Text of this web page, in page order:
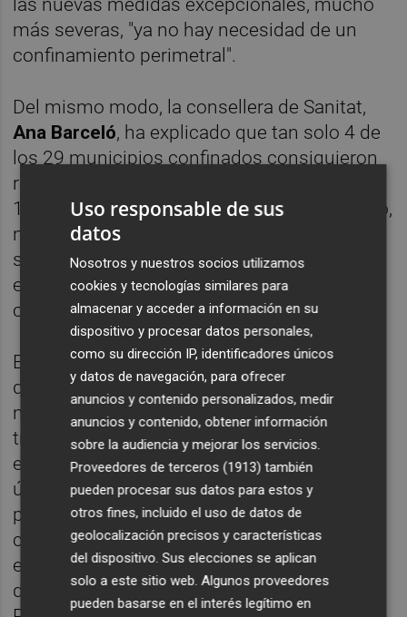
más severas, "ya no hay necesidad de un
confinamiento perimetral".
Del mismo modo, la consellera de Sanitat,
Ana Barceló, ha explicado que tan solo 4 de
los 29 municipios confinados consiguieron
rebajar su incidencia acumulada durante los
14 días que duró el cierre perimetral. El resto,
no solo no consiguieron aplanar la curva
sino que además sufrieron un
empeoramiento de sus cifras. Así, ha
calificado la decisión de "insuficiente".
En este sentido, la consellera ha expuesto
que la movilidad que se da de manera
natural entre los municipios por temas de
trabajo ha rebajado considerablemente la
eficacia de la medida. Cabe recordar que los
únicos supuestos en los que estaba
permitido entrar o salir de las áreas
confinadas era por cuestiones laborales,
escolares o para cuidar a mayores y
dependientes. "Ya lo vimos en el caso de
Uso responsable de sus
datos
Nosotros y nuestros socios utilizamos
cookies y tecnologías similares para
almacenar y acceder a información en su
dispositivo y procesar datos personales,
como su dirección IP, identificadores únicos
y datos de navegación, para ofrecer
anuncios y contenido personalizados, medir
anuncios y contenido, obtener información
sobre la audiencia y mejorar los servicios.
Proveedores de terceros (1913) también
pueden procesar sus datos para estos y
otros fines, incluido el uso de datos de
geolocalización precisos y características
del dispositivo. Sus elecciones se aplican
solo a este sitio web. Algunos proveedores
pueden basarse en el interés legítimo en